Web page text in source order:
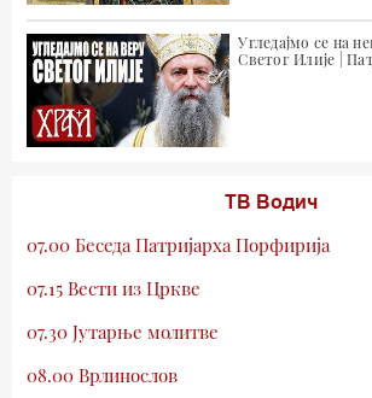
Угледајмо се на
Светог Илије |
ТВ Водич
07.00 Беседа Патријарха Порфирија
07.15 Вести из Цркве
07.30 Јутарње молитве
08.00 Врлинослов